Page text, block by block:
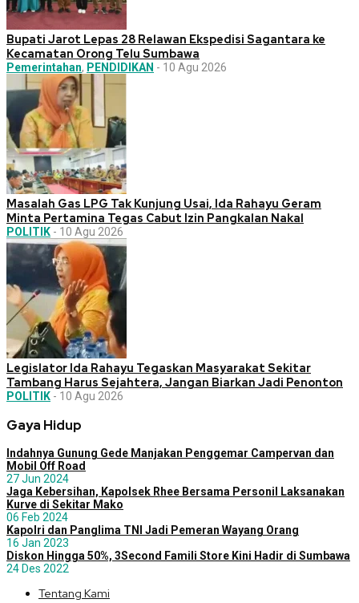
Bupati Jarot Lepas 28 Relawan Ekspedisi Sagantara ke
Kecamatan Orong Telu Sumbawa
Pemerintahan, PENDIDIKAN - 10 Agu 2026
Masalah Gas LPG Tak Kunjung Usai, Ida Rahayu Geram
Minta Pertamina Tegas Cabut Izin Pangkalan Nakal
POLITIK - 10 Agu 2026
Legislator Ida Rahayu Tegaskan Masyarakat Sekitar
Tambang Harus Sejahtera, Jangan Biarkan Jadi Penonton
POLITIK - 10 Agu 2026
Gaya Hidup
Indahnya Gunung Gede Manjakan Penggemar Campervan dan
Mobil Off Road
27 Jun 2024
Jaga Kebersihan, Kapolsek Rhee Bersama Personil Laksanakan
Kurve di Sekitar Mako
06 Feb 2024
Kapolri dan Panglima TNI Jadi Pemeran Wayang Orang
16 Jan 2023
Diskon Hingga 50%, 3Second Famili Store Kini Hadir di Sumbawa
24 Des 2022
Tentang Kami